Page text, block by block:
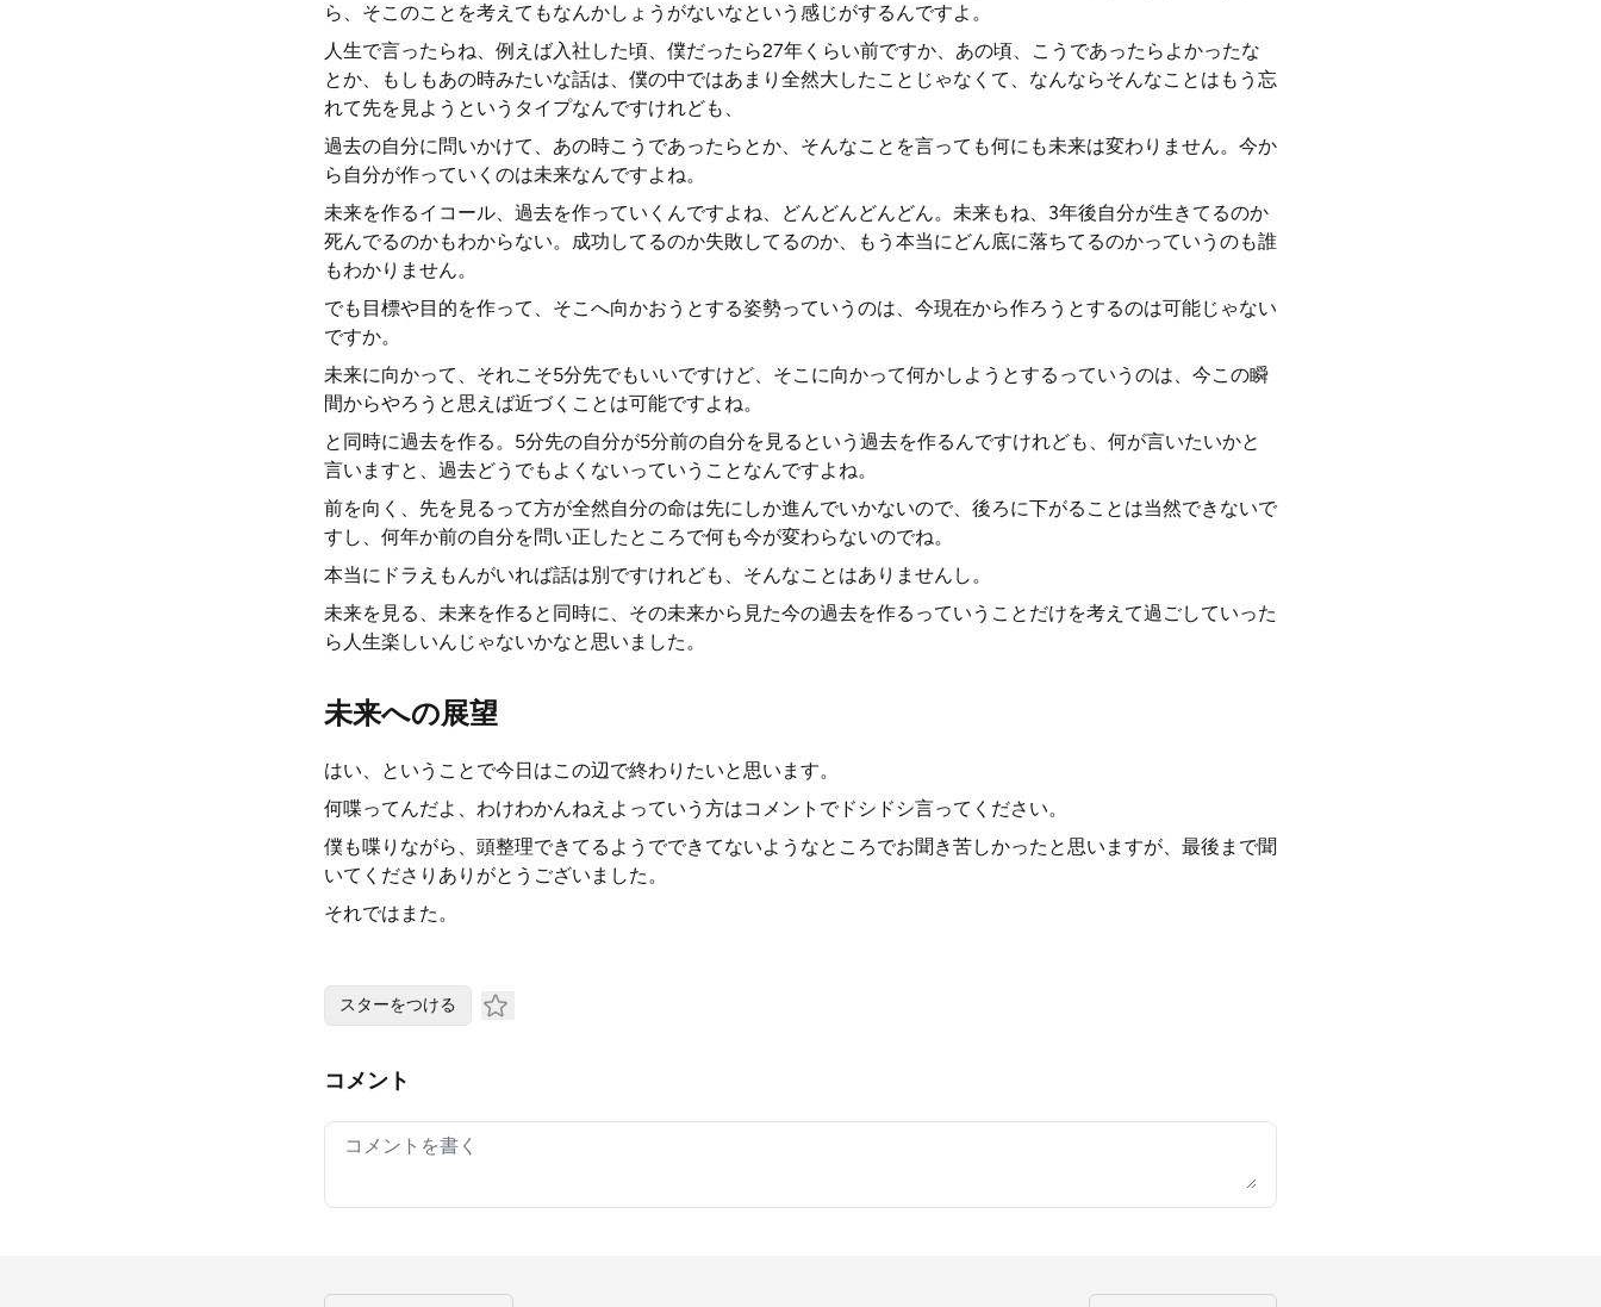
ら、そこのことを考えてもなんかしょうがないなという感じがするんですよ。
人生で言ったらね、例えば入社した頃、僕だったら27年くらい前ですか、あの頃、こうであったらよかったな
とか、もしもあの時みたいな話は、僕の中ではあまり全然大したことじゃなくて、なんならそんなことはもう忘
れて先を見ようというタイプなんですけれども、
過去の自分に問いかけて、あの時こうであったらとか、そんなことを言っても何にも未来は変わりません。今か
ら自分が作っていくのは未来なんですよね。
未来を作るイコール、過去を作っていくんですよね、どんどんどんどん。未来もね、3年後自分が生きてるのか
死んでるのかもわからない。成功してるのか失敗してるのか、もう本当にどん底に落ちてるのかっていうのも誰
もわかりません。
でも目標や目的を作って、そこへ向かおうとする姿勢っていうのは、今現在から作ろうとするのは可能じゃない
ですか。
未来に向かって、それこそ5分先でもいいですけど、そこに向かって何かしようとするっていうのは、今この瞬
間からやろうと思えば近づくことは可能ですよね。
と同時に過去を作る。5分先の自分が5分前の自分を見るという過去を作るんですけれども、何が言いたいかと
言いますと、過去どうでもよくないっていうことなんですよね。
前を向く、先を見るって方が全然自分の命は先にしか進んでいかないので、後ろに下がることは当然できないで
すし、何年か前の自分を問い正したところで何も今が変わらないのでね。
本当にドラえもんがいれば話は別ですけれども、そんなことはありませんし。
未来を見る、未来を作ると同時に、その未来から見た今の過去を作るっていうことだけを考えて過ごしていった
ら人生楽しいんじゃないかなと思いました。
未来への展望
はい、ということで今日はこの辺で終わりたいと思います。
何喋ってんだよ、わけわかんねえよっていう方はコメントでドシドシ言ってください。
僕も喋りながら、頭整理できてるようでできてないようなところでお聞き苦しかったと思いますが、最後まで聞
いてくださりありがとうございました。
それではまた。
スターをつける
コメント
Your comment